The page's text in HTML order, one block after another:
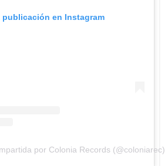
publicación en Instagram
por Colonia Records (@coloniarec)